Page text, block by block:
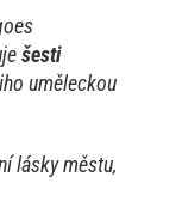
šesti
uměleckou
lásky městu,